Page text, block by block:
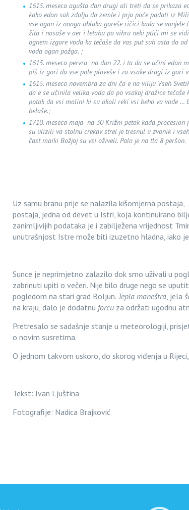
1615. meseca agušta dan drugi ali treti da se prikaza
kako edan sak zdolju do zemle i prja poče padati iz
vse ogan iz onoga oblaka goreše ričici kada se vanjele
žita i nosaše v aer i letahu po vihru neki ptići mi se
ognem izgore voda ka tečaše da vas put suh osta da
voda ogan požga. ;
1615. meseca pervra na dan 22. i ta da se učini edan
piš iz gori da vse pole ploveše i za vsake dragi iz gori
1615. meseca novembra za dni ča e na viliju Vseh
da e se učinila velika voda da po vsakoj dražice
potok da vsi malini ki su okoli reki vsi beho va vode …
belaše.;
1710. meseca maja na 30 Križni petak kada
su ulizili va stolnu crekav strel je tresnul u zvonik i
čast maiki Božjoj su vsi oživeli. Palo je na tla 8 peršon.
Uz samu branu prije se nalazila kišomjerna
postaja, jedna od devet u Istri, koja kontinuirano
zanimljivijih podataka je i zabilježena vrijednost
unutrašnjost Istre može biti izuzetno hladna, iako
Sunce je neprimjetno zalazilo dok smo uživali u
zabrinuti upiti o večeri. Nije bilo druge nego se
pogledom na stari grad Boljun. Tepla maneštra, jela
na kraju, dalo je dodatnu forcu za održati ugodnu
Pretresalo se sadašnje stanje u meteorologiji,
o novim susretima.
O jednom takvom uskoro, do skorog viđenja u
Tekst: Ivan Ljuština
Fotografije: Nadica Brajković